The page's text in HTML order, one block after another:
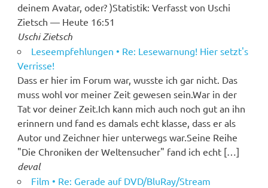
deinem Avatar, oder? )Statistik: Verfasst von Uschi
Zietsch — Heute 16:51
Uschi Zietsch
Leseempfehlungen • Re: Lesewarnung! Hier setzt's
Verrisse!
Dass er hier im Forum war, wusste ich gar nicht. Das
muss wohl vor meiner Zeit gewesen sein.War in der
Tat vor deiner Zeit.Ich kann mich auch noch gut an ihn
erinnern und fand es damals echt klasse, dass er als
Autor und Zeichner hier unterwegs war.Seine Reihe
"Die Chroniken der Weltensucher" fand ich echt […]
deval
Film • Re: Gerade auf DVD/BluRay/Stream